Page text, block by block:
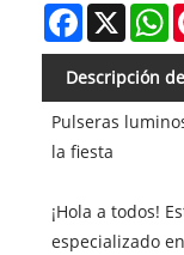
Facebook
X
Descripción
Pulseras
la fiesta
¡Hola a todos!
especializado